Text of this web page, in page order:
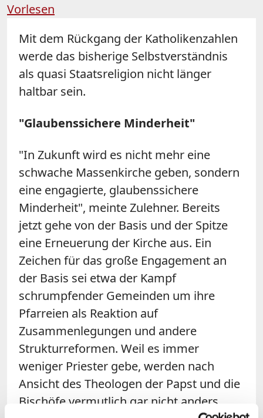
Vorlesen
Mit dem Rückgang der Katholikenzahlen
werde das bisherige Selbstverständnis
als quasi Staatsreligion nicht länger
haltbar sein.
"Glaubenssichere Minderheit"
"In Zukunft wird es nicht mehr eine
schwache Massenkirche geben, sondern
eine engagierte, glaubenssichere
Minderheit", meinteZulehner. Bereits
jetzt gehe von der Basis und der Spitze
eine Erneuerung der Kirche aus. Ein
Zeichen für das große Engagement an
der Basis sei etwa der Kampf
schrumpfender Gemeinden um ihre
Pfarreien als Reaktion auf
Zusammenlegungen und andere
Strukturreformen. Weil es immer
weniger Priester gebe, werden nach
Ansicht des Theologen der Papst und die
Bischöfe vermutlich gar nicht anders